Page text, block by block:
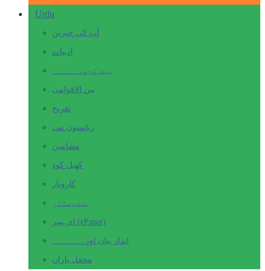
Urdu
آپ کی خبریں
ادبیات
بہت کچھ۔ ۔۔۔۔۔
بین الاقوامی
تفریح
ریاستوں سے
مضامین
کھیل کود
کاروبار
ہندوستان
ای پیپر (ePaper)
انداز بیاں اور۔۔۔۔۔۔۔
محفل یاراں